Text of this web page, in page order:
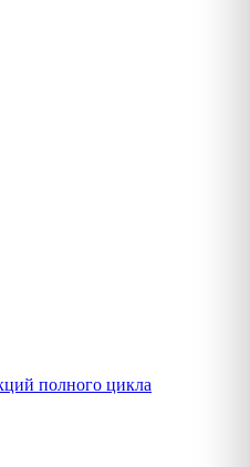
полного цикла